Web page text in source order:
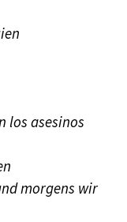
los asesinos
morgens wir